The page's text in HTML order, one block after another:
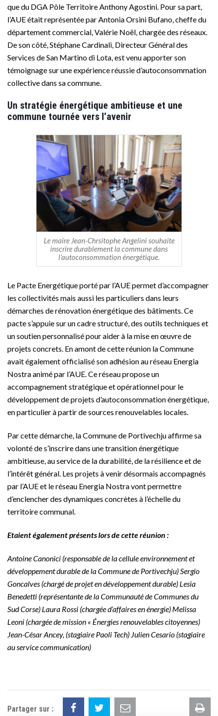
que du DGA Pôle Territoire Anthony Agostini. Pour sa part,
l’AUE était représentée par Antonia Orsini Bufano, cheffe du
département commercial, Valérie Noël, chargée des réseaux.
De son côté, Stéphane Cardinali, Directeur Général des
Services de San Martino di Lota, est venu apporter son
témoignage sur une expérience réussie d’autoconsommation
collective dans sa commune.
Un stratégie énergétique ambitieuse et une
commune tournée vers l’avenir
Le maire Jean-Chrsitophe Angelini souhaite
inscrire durablement la commune dans
l’autoconsommation énergétique.
Le Pacte Energétique porté par l’AUE permet d’accompagner
les collectivités mais aussi les particuliers dans leurs
démarches de rénovation énergétique des bâtiments. Ce
pacte s’appuie sur un cadre structuré, des outils techniques et
un soutien personnalisé pour aider à la mise en œuvre de
projets concrets. En amont de cette réunion la Commune
avait également officialisé son adhésion au réseau Energia
Nostra animé par l’AUE. Ce réseau propose un
accompagnement stratégique et opérationnel pour le
développement de projets d’autoconsommation énergétique,
en particulier à partir de sources renouvelables locales.
Par cette démarche, la Commune de Portivechju affirme sa
volonté de s’inscrire dans une transition énergétique
ambitieuse, au service de la durabilité, de la résilience et de
l’intérêt général. Les projets à venir désormais accompagnés
par l’AUE et le réseau Energia Nostra vont permettre
d’enclencher des dynamiques concrètes à l’échelle du
territoire communal.
Etaient également présents lors de cette réunion :
Antoine Canonici (responsable de la cellule environnement et
développement durable de la Commune de Portivechju) Sergio
Goncalves (chargé de projet en développement durable) Lesia
Benedetti (représentante de la Communauté de Communes du
Sud Corse) Laura Rossi (chargée d’affaires en énergie) Melissa
Leoni (chargée de mission « Énergies renouvelables citoyennes)
Jean-César Ancey, (stagiaire Paoli Tech) Julien Cesario (stagiaire
au service communication)
Partager sur :